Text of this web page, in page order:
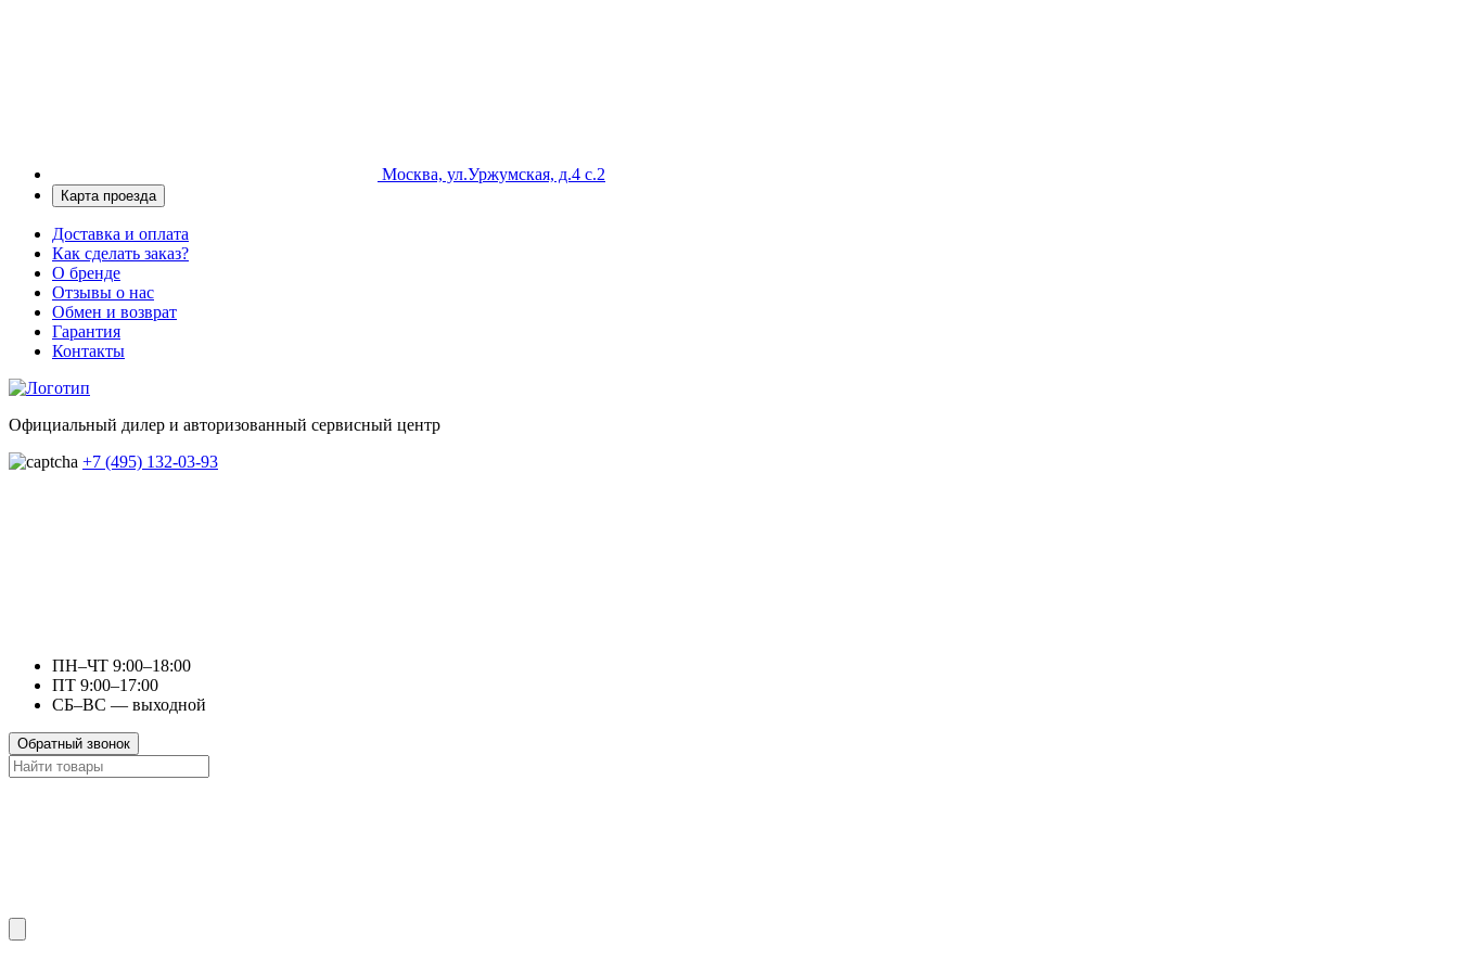
Москва, ул.Уржумская, д.4 с.2
Карта проезда
Доставка и оплата
Как сделать заказ?
О бренде
Отзывы о нас
Обмен и возврат
Гарантия
Контакты
Официальный дилер и авторизованный сервисный центр
+7 (495) 132-03-93
ПН–ЧТ 9:00–18:00
ПТ 9:00–17:00
СБ–ВС — выходной
Обратный звонок